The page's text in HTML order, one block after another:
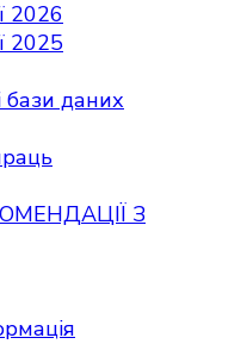
2026
2025
бази даних
З